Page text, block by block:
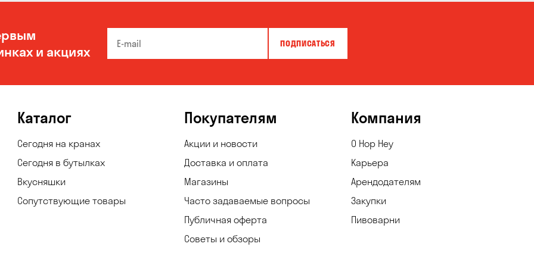
и акциях
ПОДПИСАТЬСЯ
Каталог
Сегодня на кранах
Сегодня в бутылках
Вкусняшки
Сопутствующие товары
Покупателям
Акции и новости
Доставка и оплата
Магазины
Часто задаваемые вопросы
Публичная оферта
Советы и обзоры
Компания
О Hop Hey
Карьера
Арендодателям
Закупки
Пивоварни